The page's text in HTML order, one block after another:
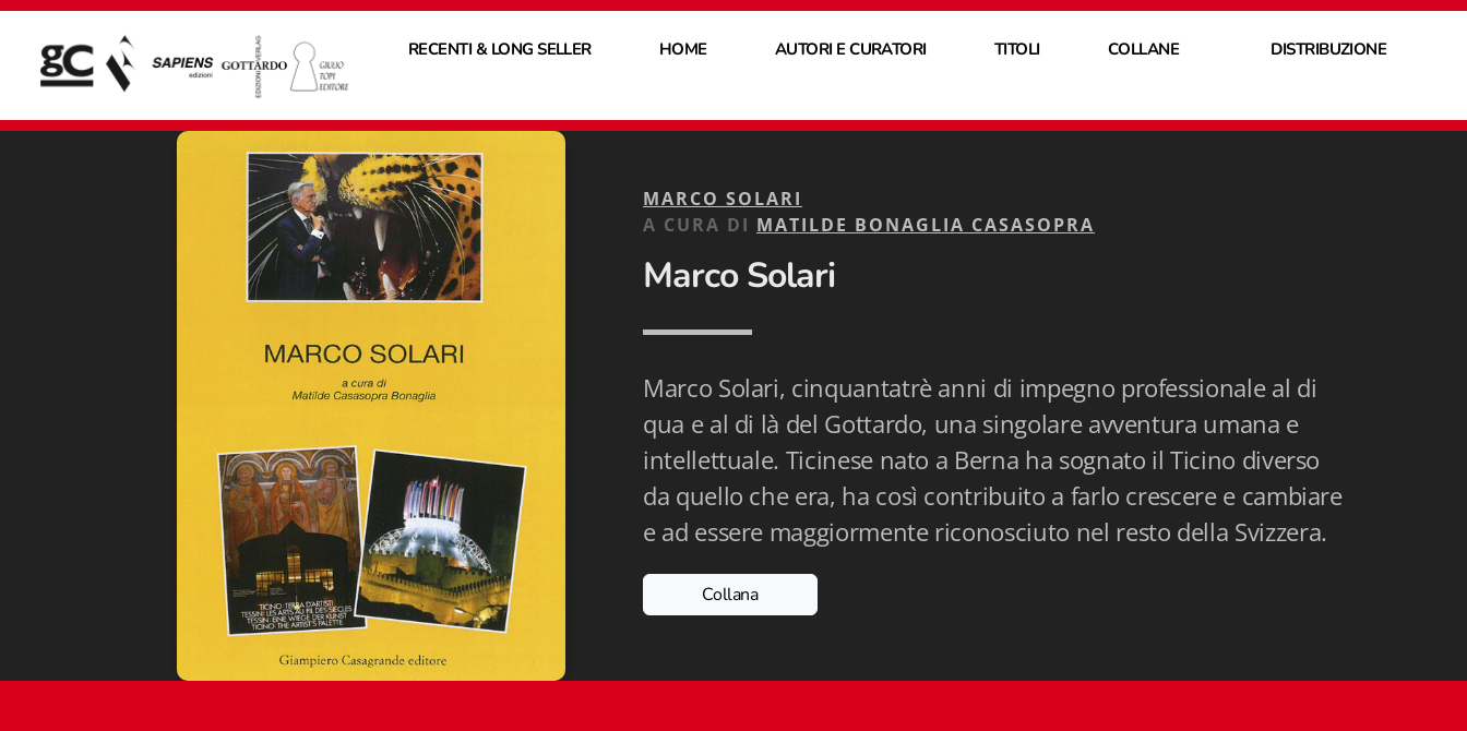
RECENTI & LONG SELLER HOME AUTORI E CURATORI TITOLI COLLANE DISTRIBUZIONE
MARCO SOLARI
A CURA DI MATILDE BONAGLIA CASASOPRA
Marco Solari
Marco Solari, cinquantatrè anni di impegno professionale al di
qua e al di là del Gottardo, una singolare avventura umana e
intellettuale. Ticinese nato a Berna ha sognato il Ticino diverso
da quello che era, ha così contribuito a farlo crescere e cambiare
e ad essere maggiormente riconosciuto nel resto della Svizzera.
Collana